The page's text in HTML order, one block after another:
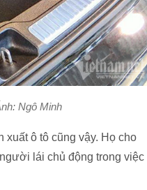
Ngô Minh
xuất ô tô cũng vậy. Họ cho
lái chủ động trong việc